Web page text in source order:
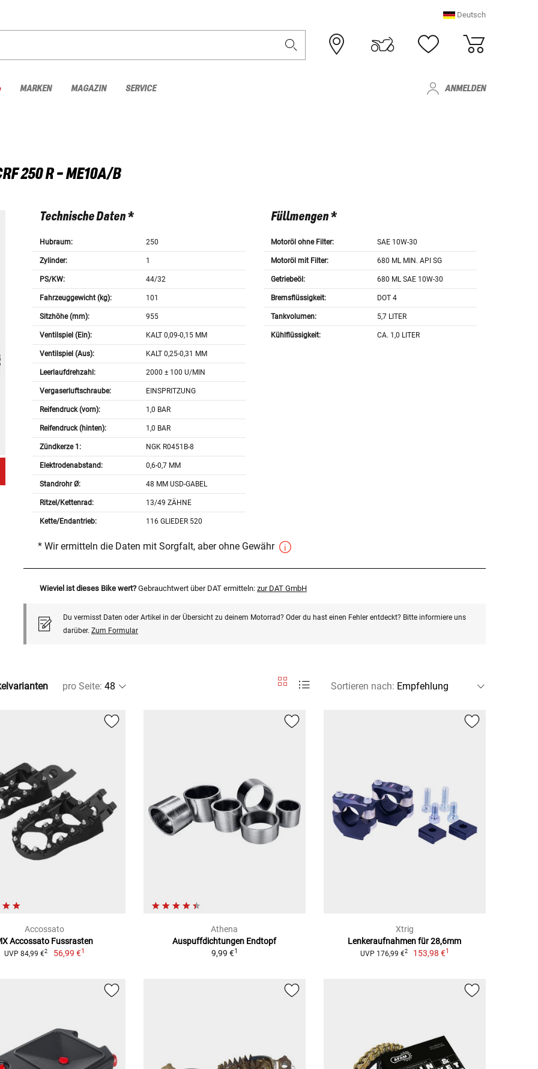
Deutsch
MARKEN MAGAZIN SERVICE ANMELDEN
250 R - ME10A/B
Technische Daten *
Hubraum: 250
Zylinder: 1
PS/KW: 44/32
Fahrzeuggewicht (kg): 101
Sitzhöhe (mm): 955
Ventilspiel (Ein): KALT 0,09-0,15 MM
Ventilspiel (Aus): KALT 0,25-0,31 MM
Leerlaufdrehzahl: 2000 ± 100 U/MIN
Vergaserluftschraube: EINSPRITZUNG
Reifendruck (vorn): 1,0 BAR
Reifendruck (hinten): 1,0 BAR
Zündkerze 1: NGK R0451B-8
Elektrodenabstand: 0,6-0,7 MM
Standrohr Ø: 48 MM USD-GABEL
Ritzel/Kettenrad: 13/49 ZÄHNE
Kette/Endantrieb: 116 GLIEDER 520
Füllmengen *
Motoröl ohne Filter: SAE 10W-30
Motoröl mit Filter: 680 ML MIN. API SG
Getriebeöl: 680 ML SAE 10W-30
Bremsflüssigkeit: DOT 4
Tankvolumen: 5,7 LITER
Kühlflüssigkeit: CA. 1,0 LITER
* Wir ermitteln die Daten mit Sorgfalt, aber ohne Gewähr
Wieviel ist dieses Bike wert? Gebrauchtwert über DAT ermitteln: zur DAT GmbH
Du vermisst Daten oder Artikel in der Übersicht zu deinem Motorrad? Oder du hast einen Fehler entdeckt? Bitte informiere uns
darüber. Zum Formular
pro Seite: Sortieren nach:
Accossato
Accossato Fussrasten
UVP 84,99 €2 56,99 €1
Athena
Auspuffdichtungen Endtopf
9,99 €1
Xtrig
Lenkeraufnahmen für 28,6mm
UVP 176,99 €2 153,98 €1